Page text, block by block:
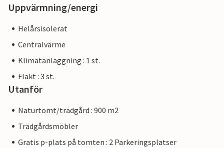
Uppvärmning/energi
Helårsisolerat
Centralvärme
Klimatanläggning : 1 st.
Fläkt : 3 st.
Utanför
Naturtomt/trädgård : 900 m2
Trädgårdsmöbler
Gratis p-plats på tomten : 2 Parkeringsplatser